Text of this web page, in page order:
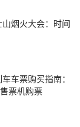
山烟火大会：时间
车票购买指南：
票机购票